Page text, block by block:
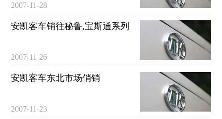
2007-11-28
安凯客车销往秘鲁,宝斯通系列
2007-11-26
安凯客车东北市场俏销
2007-11-23